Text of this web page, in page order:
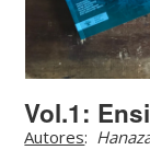
Vol.1:
Autores: